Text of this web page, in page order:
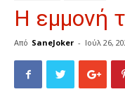
Η εμμονή
Από SaneJoker - Ιούλ 26,